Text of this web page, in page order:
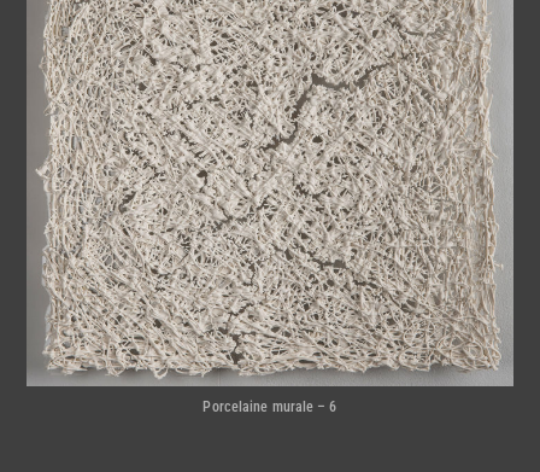
Porcelaine murale – 6